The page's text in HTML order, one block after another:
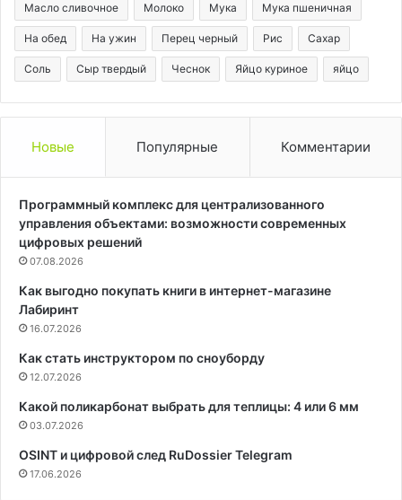
Масло сливочное Молоко Мука Мука пшеничная
На обед На ужин Перец черный Рис Сахар
Соль Сыр твердый Чеснок Яйцо куриное яйцо
Новые Популярные Комментарии
Программный комплекс для централизованного
управления объектами: возможности современных
цифровых решений
07.08.2026
Как выгодно покупать книги в интернет-магазине
Лабиринт
16.07.2026
Как стать инструктором по сноуборду
12.07.2026
Какой поликарбонат выбрать для теплицы: 4 или 6 мм
03.07.2026
OSINT и цифровой след RuDossier Telegram
17.06.2026